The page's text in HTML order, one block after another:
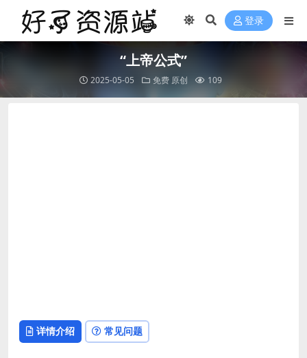
登录
“上帝公式”
2025-05-05 免费 原创 109
详情介绍 常见问题